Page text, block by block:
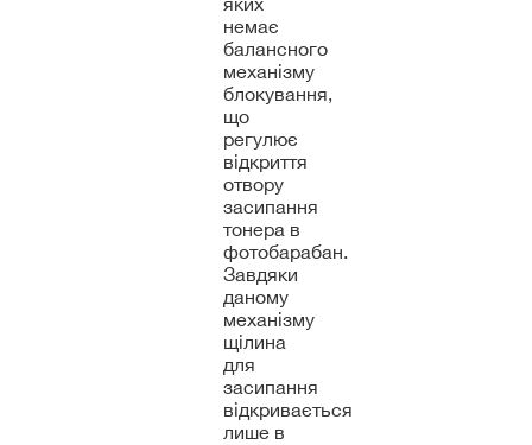
немає
балансного
механізму
блокування,
що
регулює
відкриття
отвору
засипання
тонера в
фотобарабан.
Завдяки
даному
механізму
щілина
для
засипання
відкривається
лише в